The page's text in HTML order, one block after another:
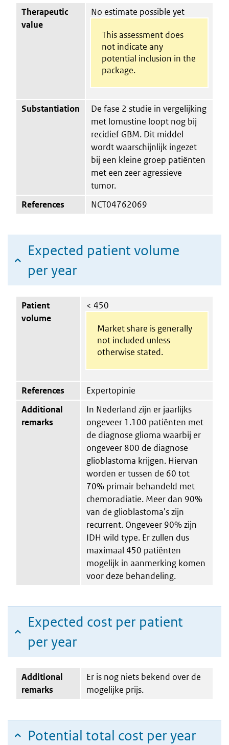
Therapeutic
value
No estimate possible yet
This assessment does
not indicate any
potential inclusion in the
package.
Substantiation
De fase 2 studie in vergelijking
met lomustine loopt nog bij
recidief GBM. Dit middel
wordt waarschijnlijk ingezet
bij een kleine groep patiënten
met een zeer agressieve
tumor.
References
NCT04762069
Expected patient volume
per year
Patient
volume
< 450
Market share is generally
not included unless
otherwise stated.
References
Expertopinie
Additional
remarks
In Nederland zijn er jaarlijks
ongeveer 1.100 patiënten met
de diagnose glioma waarbij er
ongeveer 800 de diagnose
glioblastoma krijgen. Hiervan
worden er tussen de 60 tot
70% primair behandeld met
chemoradiatie. Meer dan 90%
van de glioblastoma's zijn
recurrent. Ongeveer 90% zijn
IDH wild type. Er zullen dus
maximaal 450 patiënten
mogelijk in aanmerking komen
voor deze behandeling.
Expected cost per patient
per year
Additional
remarks
Er is nog niets bekend over de
mogelijke prijs.
Potential total cost per year